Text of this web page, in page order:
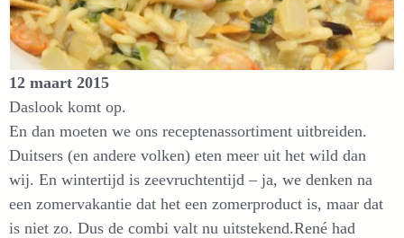
12 maart 2015
Daslook komt op.
En dan moeten we ons receptenassortiment uitbreiden.
Duitsers (en andere volken) eten meer uit het wild dan
wij. En wintertijd is zeevruchtentijd – ja, we denken na
een zomervakantie dat het een zomerproduct is, maar dat
is niet zo. Dus de combi valt nu uitstekend.René had